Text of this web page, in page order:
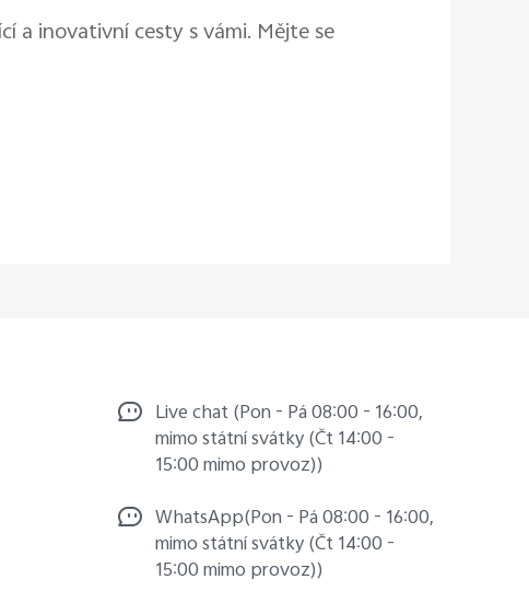
a inovativní cesty s vámi. Mějte se
Live chat (Pon - Pá 08:00 - 16:00,
mimo státní svátky (Čt 14:00 -
15:00 mimo provoz))
WhatsApp(Pon - Pá 08:00 - 16:00,
mimo státní svátky (Čt 14:00 -
15:00 mimo provoz))